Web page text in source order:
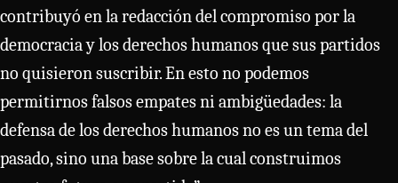
contribuyó en la redacción del compromiso por la
democracia y los derechos humanos que sus partidos
no quisieron suscribir. En esto no podemos
permitirnos falsos empates ni ambigüedades: la
defensa de los derechos humanos no es un tema del
pasado, sino una base sobre la cual construimos